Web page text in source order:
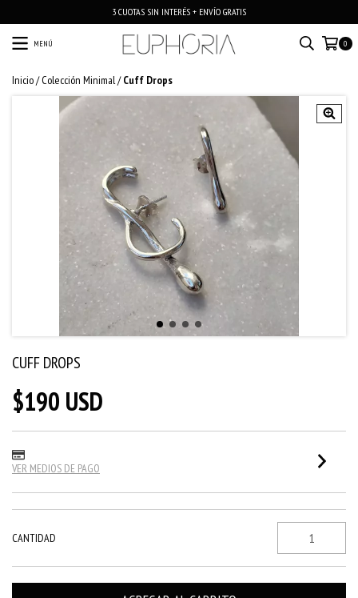
3 CUOTAS SIN INTERÉS + ENVÍO GRATIS
MENÚ 0
Inicio/ Colección Minimal/ Cuff Drops
CUFF DROPS
$190 USD
VER MEDIOS DE PAGO
CANTIDAD